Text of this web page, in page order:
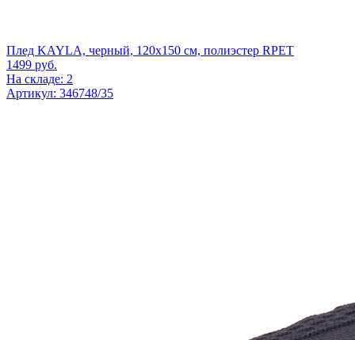
Плед KAYLA, черный, 120x150 см, полиэстер RPET
1499 руб.
На складе: 2
Артикул: 346748/35